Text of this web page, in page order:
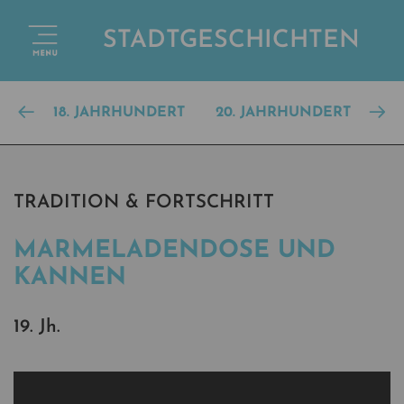
STADTGESCHICHTEN
18. JAHRHUNDERT 20. JAHRHUNDERT
TRADITION & FORTSCHRITT
MARMELADENDOSE UND
KANNEN
19. Jh.